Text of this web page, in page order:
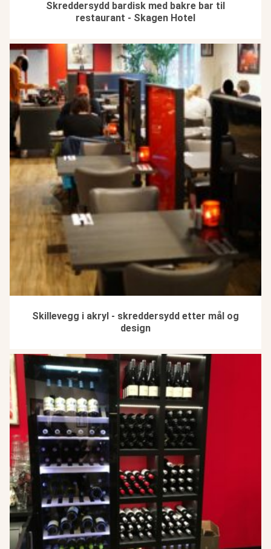
Skreddersydd bardisk med bakre bar til
restaurant - Skagen Hotel
Skillevegg i akryl - skreddersydd etter mål og
design